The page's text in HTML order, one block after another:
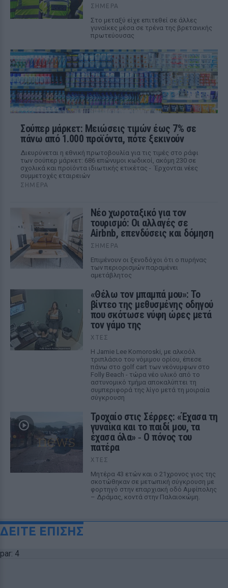
ΣΉΜΕΡΑ
Στο μεταξύ είχε επιτεθεί σε άλλες
γυναίκες μέσα σε τρένα της βρετανικής
πρωτεύουσας
Σούπερ μάρκετ: Μειώσεις τιμών έως 7% σε
πάνω από 1.000 προϊόντα, πότε ξεκινούν
Διευρύνεται η εθνική πρωτοβουλία για τις τιμές στο ράφι
των σούπερ μάρκετ: 686 επώνυμοι κωδικοί, ακόμη 230 σε
σχολικά και προϊόντα ιδιωτικής ετικέτας - Έρχονται νέες
συμμετοχές εταιρειών
ΣΉΜΕΡΑ
Νέο χωροταξικό για τον
τουρισμό: Οι αλλαγές σε
Airbnb, επενδύσεις και δόμηση
ΣΉΜΕΡΑ
Επιμένουν οι ξενοδόχοι ότι ο πυρήνας
των περιορισμών παραμένει
αμετάβλητος
«Θέλω τον μπαμπά μου»: Το
βίντεο της μεθυσμένης οδηγού
που σκότωσε νύφη ώρες μετά
τον γάμο της
ΧΤΕΣ
Η Jamie Lee Komoroski, με αλκοόλ
τριπλάσιο του νόμιμου ορίου, έπεσε
πάνω στο golf cart των νεόνυμφων στο
Folly Beach - τώρα νέο υλικό από το
αστυνομικό τμήμα αποκαλύπτει τη
συμπεριφορά της λίγο μετά τη μοιραία
σύγκρουση
Τροχαίο στις Σέρρες: «Έχασα τη
γυναίκα και το παιδί μου, τα
έχασα όλα» ‑ Ο πόνος του
πατέρα
ΧΤΕΣ
Μητέρα 43 ετών και ο 21χρονος γιος της
σκοτώθηκαν σε μετωπική σύγκρουση με
φορτηγό στην επαρχιακή οδό Αμφίπολης
– Δράμας, κοντά στην Παλαιοκώμη.
ΔΕΙΤΕ ΕΠΙΣΗΣ
par: 4